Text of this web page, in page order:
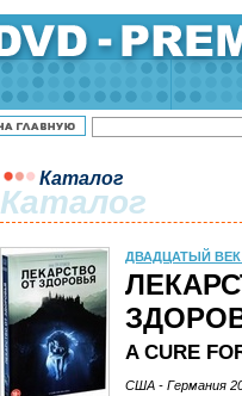
Каталог
Каталог
ДВАДЦАТЫЙ
A CURE
США - Германия